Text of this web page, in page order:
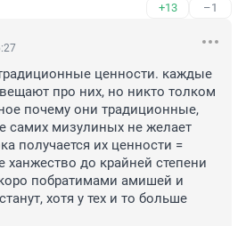
+13 –1
ценности. каждые
про них, но никто толком
почему они традиционные,
самих мизулиных не желает
получается их ценности =
ханжество до крайней степени
побратимами амишей и
хотя у тех и то больше